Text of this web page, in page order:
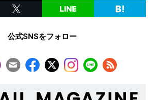
公式SNSをフォロー